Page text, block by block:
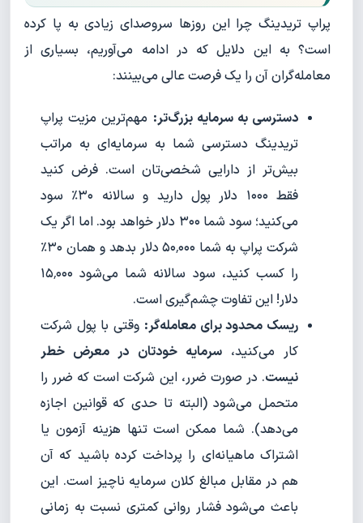
پراپ تریدینگ چرا این روزها سروصدای زیادی به پا کرده
است؟ به این دلایل که در ادامه می‌آوریم، بسیاری از
معامله‌گران آن را یک فرصت عالی می‌بینند:
دسترسی به سرمایه بزرگ‌تر: مهم‌ترین مزیت پراپ
تریدینگ دسترسی شما به سرمایه‌ای به مراتب
بیش‌تر از دارایی شخصی‌تان است. فرض کنید
فقط ۱۰۰۰ دلار پول دارید و سالانه ۳۰٪ سود
می‌کنید؛ سود شما ۳۰۰ دلار خواهد بود. اما اگر یک
شرکت پراپ به شما ۵۰٬۰۰۰ دلار بدهد و همان ۳۰٪
را کسب کنید، سود سالانه شما می‌شود ۱۵٬۰۰۰
دلار! این تفاوت چشم‌گیری است.
ریسک محدود برای معامله‌گر: وقتی با پول شرکت
کار می‌کنید،سرمایه خودتان در معرض خطر
نیست. در صورت ضرر، این شرکت است که ضرر را
متحمل می‌شود (البته تا حدی که قوانین اجازه
می‌دهد). شما ممکن است تنها هزینه آزمون یا
اشتراک ماهیانه‌ای را پرداخت کرده باشید که آن
هم در مقابل مبالغ کلان سرمایه ناچیز است. این
باعث می‌شود فشار روانی کمتری نسبت به زمانی